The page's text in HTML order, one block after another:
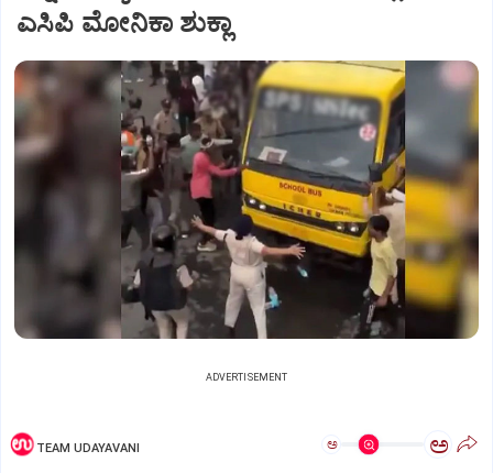
ಎಸಿಪಿ ಮೋನಿಕಾ ಶುಕ್ಲಾ
ADVERTISEMENT
TEAM UDAYAVANI ಅ ಅ